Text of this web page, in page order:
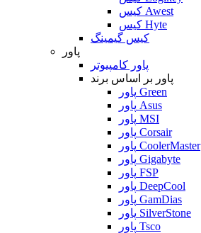
کیس Awest
کیس Hyte
کیس گیمینگ
پاور
پاور کامپیوتر
پاور بر اساس برند
پاور Green
پاور Asus
پاور MSI
پاور Corsair
پاور CoolerMaster
پاور Gigabyte
پاور FSP
پاور DeepCool
پاور GamDias
پاور SilverStone
پاور Tsco